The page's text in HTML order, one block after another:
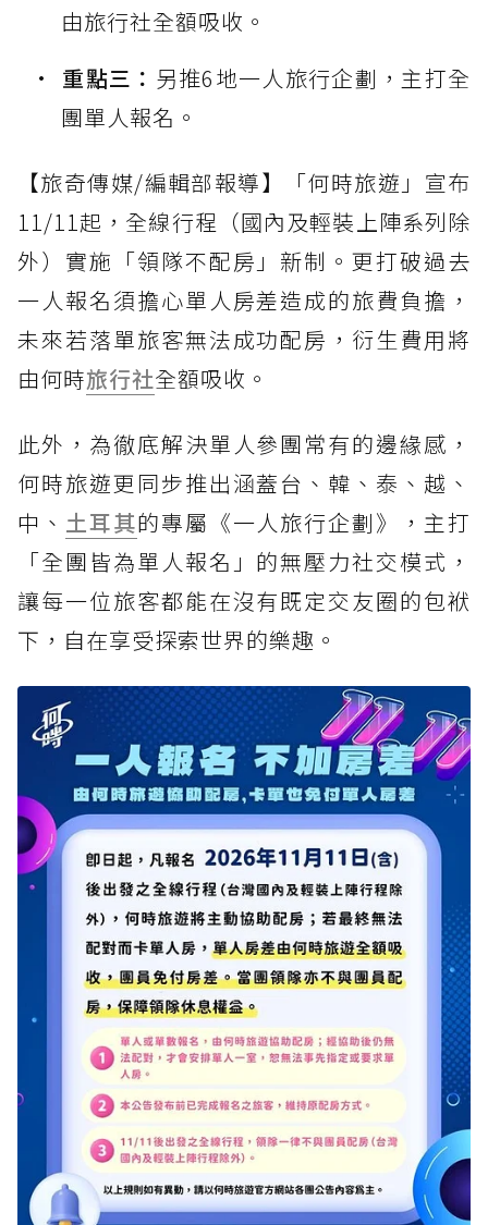
由旅行社全額吸收。
重點三： 另推6地一人旅行企劃，主打全
團單人報名。
【旅奇傳媒/編輯部報導】「何時旅遊」宣布
11/11起，全線行程（國內及輕裝上陣系列除
外）實施「領隊不配房」新制。更打破過去
一人報名須擔心單人房差造成的旅費負擔，
未來若落單旅客無法成功配房，衍生費用將
由何時旅行社全額吸收。
此外，為徹底解決單人參團常有的邊緣感，
何時旅遊更同步推出涵蓋台、韓、泰、越、
中、 土耳其的專屬《一人旅行企劃》，主打
「全團皆為單人報名」的無壓力社交模式，
讓每一位旅客都能在沒有既定交友圈的包袱
下，自在享受探索世界的樂趣。